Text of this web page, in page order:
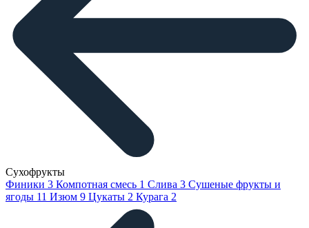
Сухофрукты
Финики 3 Компотная смесь 1 Слива 3 Сушеные фрукты и
ягоды 11 Изюм 9 Цукаты 2 Курага 2